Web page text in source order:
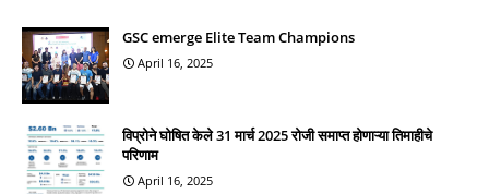
GSC emerge Elite Team Champions
April 16, 2025
विप्रोने घोषित केले 31 मार्च 2025 रोजी समाप्त होणाऱ्या तिमाहीचे
परिणाम
April 16, 2025